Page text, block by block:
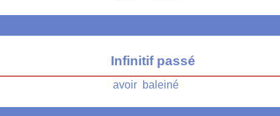
Infinitif passé
avoir baleiné